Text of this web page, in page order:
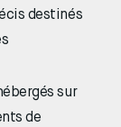
destinés
sur
de